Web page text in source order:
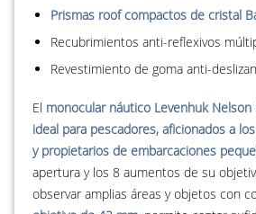
Prismas roof compactos de cristal
Recubrimientos anti-reflexivos
Revestimiento de goma anti-
El monocular náutico Levenhuk Nelson
ideal para pescadores, aficionados a
y propietarios de embarcaciones
apertura y los 8 aumentos de su
observar amplias áreas y objetos con